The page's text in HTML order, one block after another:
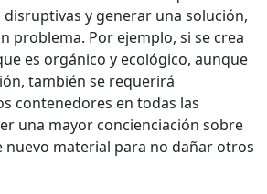
disruptivas y generar una solución,
problema. Por ejemplo, si se crea
es orgánico y ecológico, aunque
también se requerirá
contenedores en todas las
una mayor concienciación sobre
nuevo material para no dañar otros